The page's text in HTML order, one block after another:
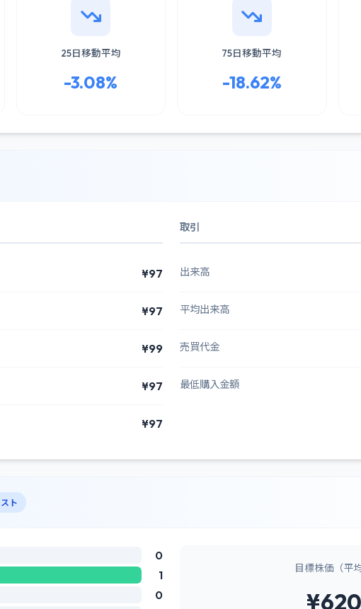
25日移動平均
-3.08%
75日移動平均
-18.62%
¥97
¥97
¥99
¥97
¥97
取引
出来高
平均出来高
売買代金
最低購入金額
ト
0
1
0
目標株価（平均
¥620